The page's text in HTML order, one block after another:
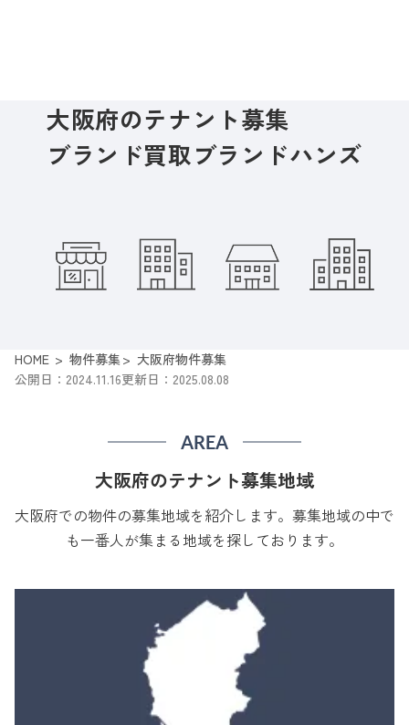
大阪府のテナント募集
ブランド買取ブランドハンズ
HOME 物件募集
大阪府物件募集
公開日：2024.11.16更新日：2025.08.08
AREA
大阪府のテナント募集地域
大阪府での物件の募集地域を紹介します。募集地域の中で
も一番人が集まる地域を探しております。